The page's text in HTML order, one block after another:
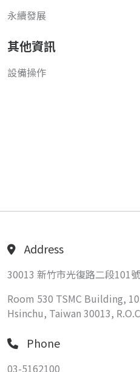
永續發展
其他資訊
設備操作
Address
30013 新竹市光復路二段101
Room 530 TSMC Building,
Hsinchu, Taiwan 30013,
Phone
03-5162100